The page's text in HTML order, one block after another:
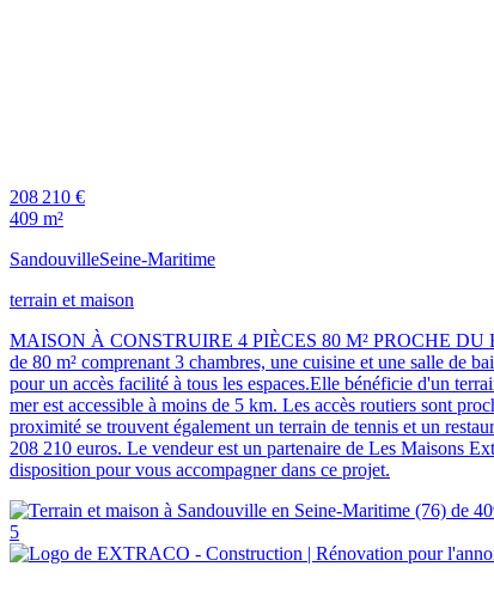
208 210 €
409 m²
SandouvilleSeine-Maritime
terrain et maison
MAISON À CONSTRUIRE 4 PIÈCES 80 M² PROCHE DU
de 80 m² comprenant 3 chambres, une cuisine et une salle de
pour un accès facilité à tous les espaces.Elle bénéficie d'un
mer est accessible à moins de 5 km. Les accès routiers sont
proximité se trouvent également un terrain de tennis et un
208 210 euros. Le vendeur est un partenaire de Les Maisons
disposition pour vous accompagner dans ce projet.
5